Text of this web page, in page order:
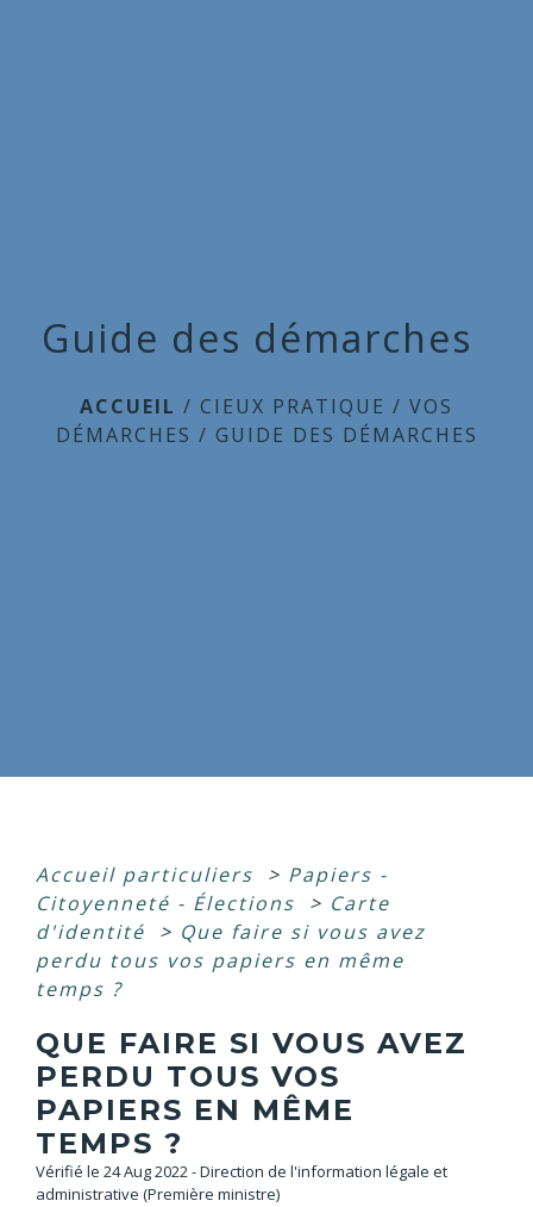
Guide des démarches
ACCUEIL / CIEUX PRATIQUE / VOS
DÉMARCHES / GUIDE DES DÉMARCHES
Accueil particuliers > Papiers -
Citoyenneté - Élections
> Carte
d'identité
> Que faire si vous avez
perdu tous vos papiers en même
temps ?
QUE FAIRE SI VOUS AVEZ
PERDU TOUS VOS
PAPIERS EN MÊME
TEMPS ?
Vérifié le 24 Aug 2022 - Direction de l'information légale et
administrative (Première ministre)